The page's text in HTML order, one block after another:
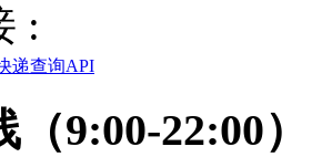
:
递查询API
9:00-22:00）